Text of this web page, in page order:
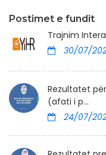
Postimet e fundit
Trajnim
30/07/
Rezultatet
(afati i p...
24/07/